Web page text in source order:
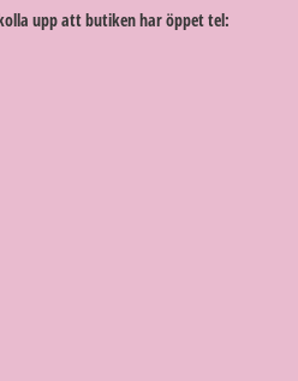
upp att butiken har öppet tel: